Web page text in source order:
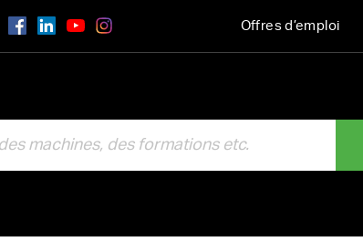
Offres d’emploi